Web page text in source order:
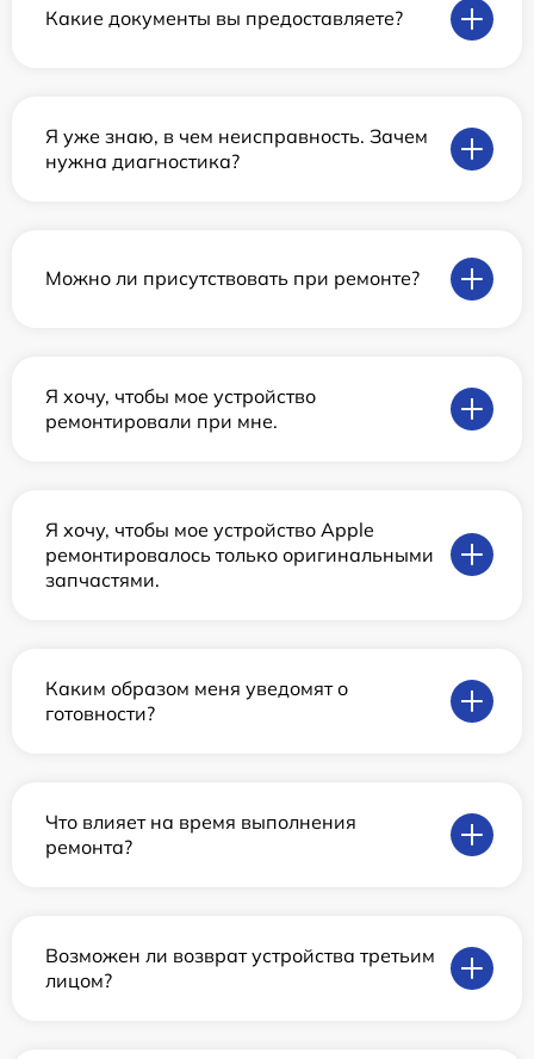
Какие документы вы предоставляете?
Я уже знаю, в чем неисправность. Зачем
нужна диагностика?
Можно ли присутствовать при ремонте?
Я хочу, чтобы мое устройство
ремонтировали при мне.
Я хочу, чтобы мое устройство Apple
ремонтировалось только оригинальными
запчастями.
Каким образом меня уведомят о
готовности?
Что влияет на время выполнения
ремонта?
Возможен ли возврат устройства третьим
лицом?